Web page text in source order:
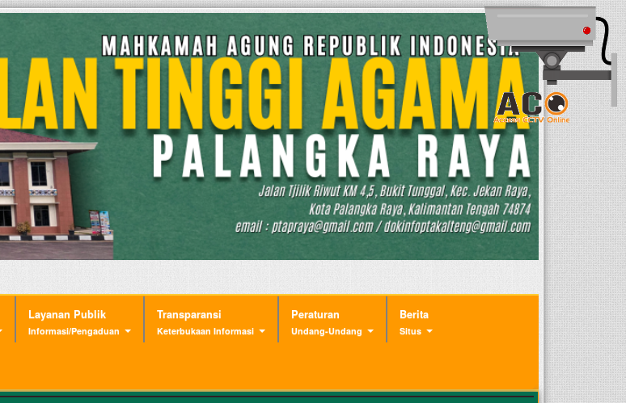
Layanan Publik
Informasi/Pengaduan
Transparansi
Keterbukaan Informasi
Peraturan
Undang-Undang
Berita
Situs